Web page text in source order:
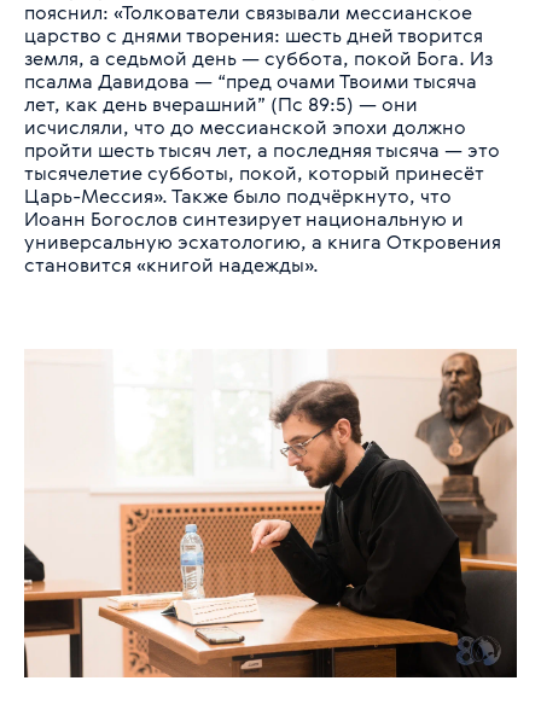
пояснил: «Толкователи связывали мессианское
царство с днями творения: шесть дней творится
земля, а седьмой день — суббота, покой Бога. Из
псалма Давидова — “пред очами Твоими тысяча
лет, как день вчерашний” (Пс 89:5) — они
исчисляли, что до мессианской эпохи должно
пройти шесть тысяч лет, а последняя тысяча — это
тысячелетие субботы, покой, который принесёт
Царь-Мессия». Также было подчёркнуто, что
Иоанн Богослов синтезирует национальную и
универсальную эсхатологию, а книга Откровения
становится «книгой надежды».